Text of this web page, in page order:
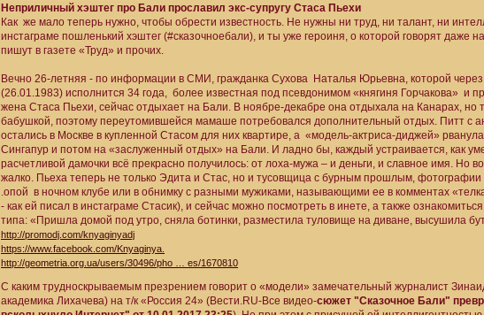
Неприличный хэштег про Бали прославил экс-супругу Стаса Пьехи
Как же мало теперь нужно, чтобы обрести известность. Не нужны ни труд, ни талант, ни
инстаграме пошленький хэштег (#сказочноебали), и ты уже героиня, о которой говорят даже
пишут в газете «Труд» и прочих.
Вечно 26-летняя - по информации в СМИ, гражданка Сухова Наталья Юрьевна, которой
(26.01.1983) исполнится 34 года, более известная под псевдонимом «княгиня Горчакова» и
жена Стаса Пьехи, сейчас отдыхает на Бали. В ноябре-декабре она отдыхала на Канарах, но
бабушкой, поэтому переутомившейся мамаше потребовался дополнительный отдых. Питт с
остались в Москве в купленной Стасом для них квартире, а «модель-актриса-диджей»
Сингапур и потом на «заслуженный отдых» на Бали. И ладно бы, каждый устраивается, как
расчетливой дамочки всё прекрасно получилось: от лоха-мужа – и деньги, и славное имя. Но
жалко. Пьеха теперь не только Эдита и Стас, но и тусовщица с бурным прошлым, фотографии
.опой в ночном клубе или в обнимку с разными мужиками, называющими ее в комментах
- как ей писал в инстаграме Стасик), и сейчас можно посмотреть в инете, а также
типа: «Пришла домой под утро, сняла ботинки, разместила туловище на диване, высушила
http://promodj.com/knyaginyadj
https://www.facebook.com/Knyaginya.
http://geometria.org.ua/users/30496/pho … es/1670810
С каким трудноскрываемым презрением говорит о «модели» замечательный журналист
академика Лихачева) на т/к «Россия 24» (Вести.RU-Все видео-сюжет "Сказочное Бали"